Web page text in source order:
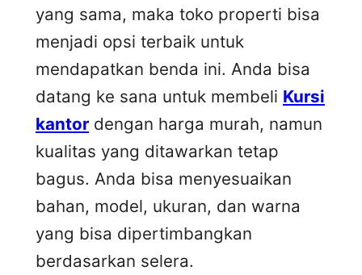
yang sama, maka toko properti bisa
menjadi opsi terbaik untuk
mendapatkan benda ini. Anda bisa
datang ke sana untuk membeli Kursi
kantor dengan harga murah, namun
kualitas yang ditawarkan tetap
bagus. Anda bisa menyesuaikan
bahan, model, ukuran, dan warna
yang bisa dipertimbangkan
berdasarkan selera.